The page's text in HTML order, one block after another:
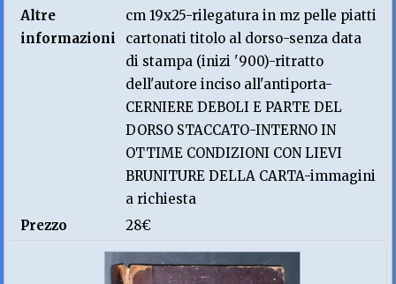
Altre
informazioni
cm 19x25-rilegatura in mz pelle piatti
cartonati titolo al dorso-senza data
di stampa (inizi '900)-ritratto
dell'autore inciso all'antiporta-
CERNIERE DEBOLI E PARTE DEL
DORSO STACCATO-INTERNO IN
OTTIME CONDIZIONI CON LIEVI
BRUNITURE DELLA CARTA-immagini
a richiesta
Prezzo
28€